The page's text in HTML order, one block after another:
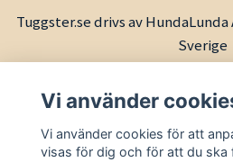
Tuggster.se drivs av
Sverige
Vi använder
Vi använder cookies för att
visas för dig och för att du ska